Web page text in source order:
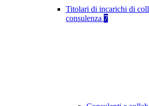
Titolari di incarichi di
consulenza 7